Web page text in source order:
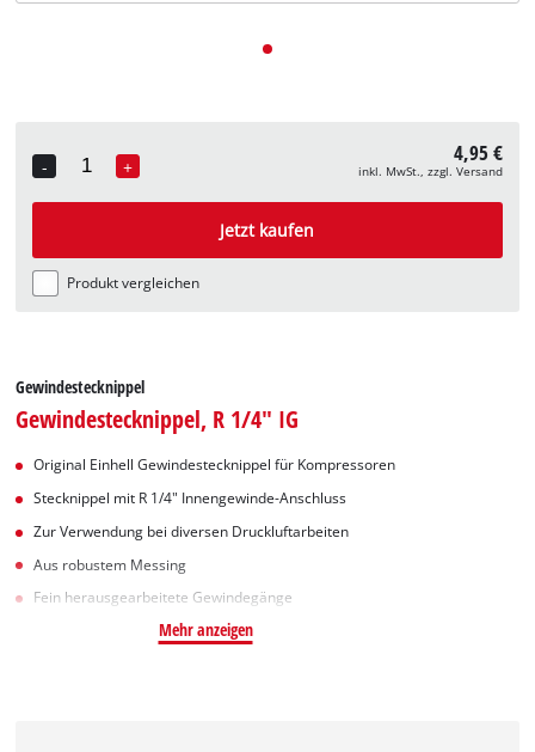
-
Quantity
+ 4,95 €
inkl. MwSt., zzgl. Versand
Jetzt kaufen
Produkt vergleichen
Gewindestecknippel
Gewindestecknippel, R 1/4" IG
Original Einhell Gewindestecknippel für Kompressoren
Stecknippel mit R 1/4" Innengewinde-Anschluss
Zur Verwendung bei diversen Druckluftarbeiten
Aus robustem Messing
Fein herausgearbeitete Gewindegänge
Mehr anzeigen